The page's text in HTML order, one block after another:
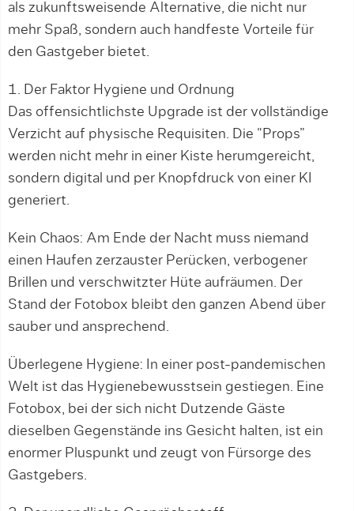
als zukunftsweisende Alternative, die nicht nur
mehr Spaß, sondern auch handfeste Vorteile für
den Gastgeber bietet.
1. Der Faktor Hygiene und Ordnung
Das offensichtlichste Upgrade ist der vollständige
Verzicht auf physische Requisiten. Die “Props”
werden nicht mehr in einer Kiste herumgereicht,
sondern digital und per Knopfdruck von einer KI
generiert.
Kein Chaos: Am Ende der Nacht muss niemand
einen Haufen zerzauster Perücken, verbogener
Brillen und verschwitzter Hüte aufräumen. Der
Stand der Fotobox bleibt den ganzen Abend über
sauber und ansprechend.
Überlegene Hygiene: In einer post-pandemischen
Welt ist das Hygienebewusstsein gestiegen. Eine
Fotobox, bei der sich nicht Dutzende Gäste
dieselben Gegenstände ins Gesicht halten, ist ein
enormer Pluspunkt und zeugt von Fürsorge des
Gastgebers.